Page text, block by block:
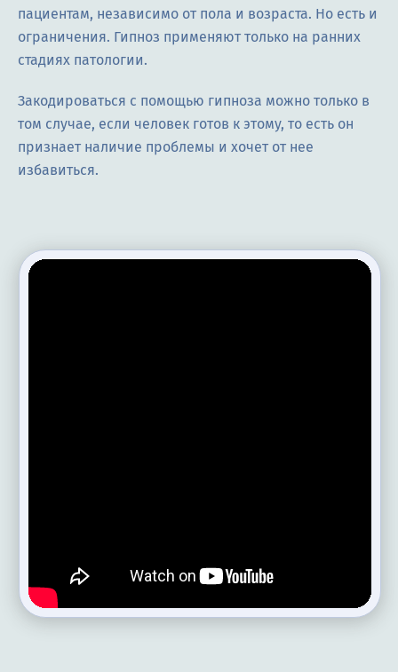
пациентам, независимо от пола и возраста. Но есть и
ограничения. Гипноз применяют только на ранних
стадиях патологии.
Закодироваться с помощью гипноза можно только в
том случае, если человек готов к этому, то есть он
признает наличие проблемы и хочет от нее
избавиться.